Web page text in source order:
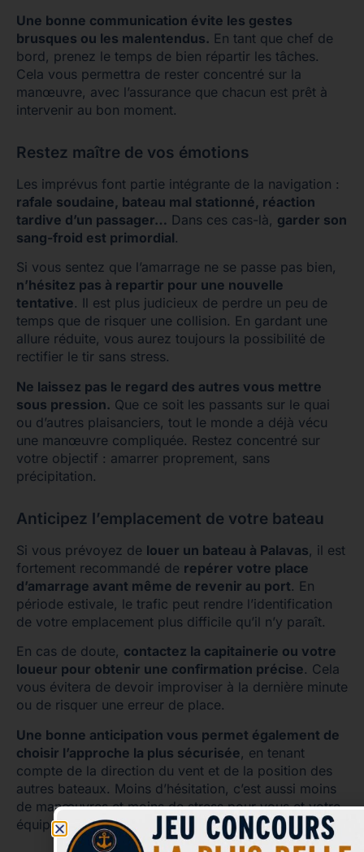
Une bonne communication évite les gestes
brusques ou les malentendus. En tant que chef de
bord, prenez le temps de bien répartir les tâches.
Cela vous permettra de rester concentré sur la
manœuvre, avec l’assurance que chacun est prêt à
intervenir au bon moment.
Restez maître de vos émotions
Les imprévus font partie intégrante de la navigation :
rafale soudaine, bateau mal stationné, réaction
tardive d’un passager… Dans ces cas-là, garder son
sang-froid est primordial.
Si vous sentez que l’amarrage ne se passe pas bien,
n’hésitez pas à repartir pour une nouvelle
tentative. Il est plus judicieux de perdre un peu de
temps que de risquer une collision. En gardant une
allure réduite, vous aurez toujours la possibilité de
rectifier le tir sans stress.
Ne laissez pas le regard des autres vous mettre
sous pression. Que ce soit les passants sur le quai
ou d’autres plaisanciers, tout le monde a déjà vécu
une manœuvre compliquée. Restez concentré sur
votre objectif : amarrer proprement, sans
précipitation.
Anticipez l’emplacement de votre bateau
Si vous prévoyez de louer un bateau à Palavas, il est
fortement recommandé de repérer votre place
d’amarrage avant même de revenir au port. En
période estivale, le trafic peut rendre l’identification
de votre emplacement plus difficile qu’il n’y paraît.
En cas de doute, contactez la capitainerie ou votre
loueur pour obtenir une confirmation précise. Cela
vous évitera de devoir improviser à la dernière minute
ou de risquer une erreur de place.
Une bonne anticipation vous permet également de
choisir l’approche la plus sécurisée, en tenant
compte de la direction du vent et de la position des
autres bateaux. Moins d’hésitation, c’est aussi moins
de manœuvres et moins de stress pour vous et votre
équipage.